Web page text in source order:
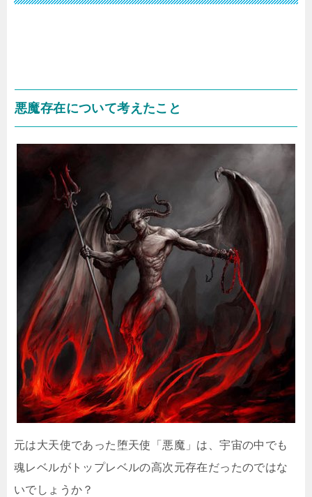
悪魔存在について考えたこと
元は大天使であった堕天使「悪魔」は、宇宙の中でも
魂レベルがトップレベルの高次元存在だったのではな
いでしょうか？